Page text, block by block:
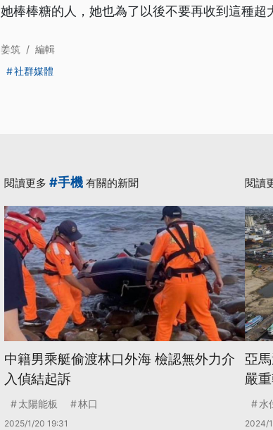
她棒棒糖的人，她也為了以後不要再收到這種超
姜筑 / 編輯
社群媒體
閱讀更多 #手機 有關的新聞
中籍男乘艇偷渡林口外海 檢認無外力介
入偵結起訴
太陽能板 林口
2025/1/20 19:31
閱讀
亞
嚴
水
2024/